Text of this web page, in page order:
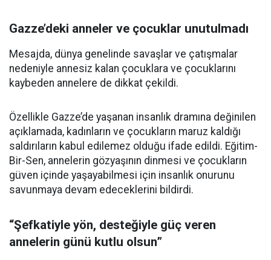
Gazze’deki anneler ve çocuklar unutulmadı
Mesajda, dünya genelinde savaşlar ve çatışmalar
nedeniyle annesiz kalan çocuklara ve çocuklarını
kaybeden annelere de dikkat çekildi.
Özellikle Gazze’de yaşanan insanlık dramına değinilen
açıklamada, kadınların ve çocukların maruz kaldığı
saldırıların kabul edilemez olduğu ifade edildi. Eğitim-
Bir-Sen, annelerin gözyaşının dinmesi ve çocukların
güven içinde yaşayabilmesi için insanlık onurunu
savunmaya devam edeceklerini bildirdi.
“Şefkatiyle yön, desteğiyle güç veren
annelerin günü kutlu olsun”